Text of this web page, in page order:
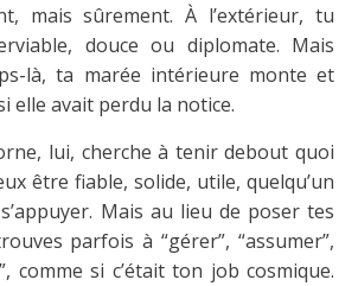
mais sûrement. À l’extérieur, tu
douce ou diplomate. Mais
là, ta marée intérieure monte et
elle avait perdu la notice.
lui, cherche à tenir debout quoi
être fiable, solide, utile, quelqu’un
Mais au lieu de poser tes
parfois à “gérer”, “assumer”,
comme si c’était ton job cosmique.